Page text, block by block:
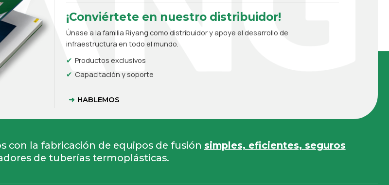
¡Conviértete en nuestro distribuidor!
Únase a la familia Riyang como distribuidor y apoye el desarrollo de
infraestructura en todo el mundo.
Productos exclusivos
Capacitación y soporte
HABLEMOS
con la fabricación de equipos de fusión simples, eficientes, seguros
de tuberías termoplásticas.